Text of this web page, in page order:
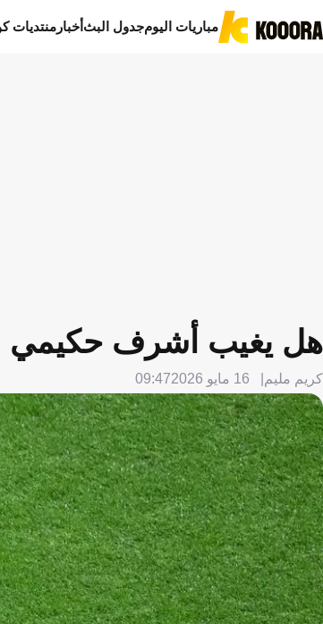
مباريات اليومجدول البثأخبار منتديات
هل يغيب أشرف حكيمي
كريم مليم 16 مايو 2026 09:47